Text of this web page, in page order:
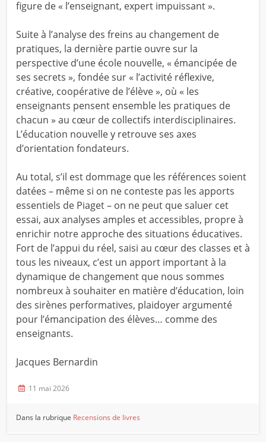
figure de « l’enseignant, expert impuissant ».
Suite à l’analyse des freins au changement de
pratiques, la dernière partie ouvre sur la
perspective d’une école nouvelle, « émancipée de
ses secrets », fondée sur « l’activité réflexive,
créative, coopérative de l’élève », où « les
enseignants pensent ensemble les pratiques de
chacun » au cœur de collectifs interdisciplinaires.
L’éducation nouvelle y retrouve ses axes
d’orientation fondateurs.
Au total, s’il est dommage que les références soient
datées – même si on ne conteste pas les apports
essentiels de Piaget – on ne peut que saluer cet
essai, aux analyses amples et accessibles, propre à
enrichir notre approche des situations éducatives.
Fort de l’appui du réel, saisi au cœur des classes et à
tous les niveaux, c’est un apport important à la
dynamique de changement que nous sommes
nombreux à souhaiter en matière d’éducation, loin
des sirènes performatives, plaidoyer argumenté
pour l’émancipation des élèves… comme des
enseignants.
Jacques Bernardin
11 mai 2026
Dans la rubrique Recensions de livres